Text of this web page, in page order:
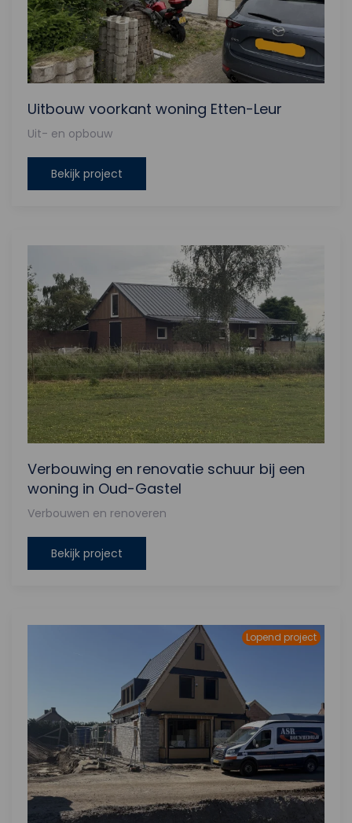
Uitbouw voorkant woning Etten-Leur
Uit- en opbouw
Bekijk project
Verbouwing en renovatie schuur bij een
woning in Oud-Gastel
Verbouwen en renoveren
Bekijk project
Lopend project